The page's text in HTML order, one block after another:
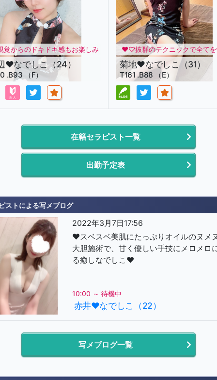
からのドキドキ感もお楽しみ
き、メンズエステならではの
キや癒しもお愉しみいただけ
なでしこ♥
♥なでしこ（24）
.B93 （F）
♥♡抜群のテクニックで全て
殺、最高テクニシャン癒しなで
♡♥
菊地♥なでしこ（31）
T161 .B88 （E）
在籍セラピスト一覧
出勤予定表
ストによる写メブログ
2022年3月7日17:56
♥スベスベ美肌にたっぷりオイルのヌメ
大胆施術で、甘く優しい手技にメロメロ
る癒しなでしこ♥
10:00 ～ 待機中
赤井♥なでしこ（22）
写メブログ一覧